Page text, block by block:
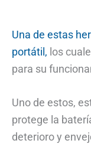
Una de estas
portátil, los
para su
Uno de estos,
protege la
deterioro y